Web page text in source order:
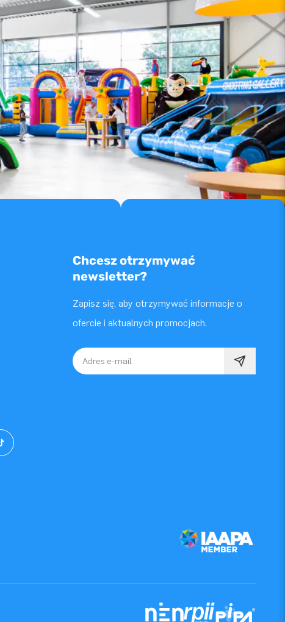
Chcesz otrzymywać
newsletter?
Zapisz się, aby otrzymywać informacje o
ofercie i aktualnych promocjach.
Adres e-mail